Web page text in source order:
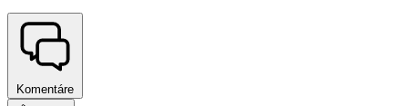
Komentáre